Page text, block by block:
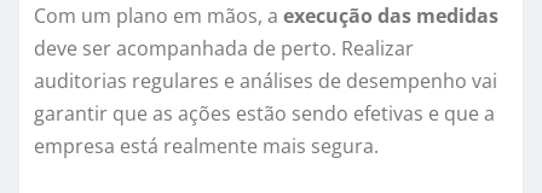
Com um plano em mãos, a execução das medidas
deve ser acompanhada de perto. Realizar
auditorias regulares e análises de desempenho vai
garantir que as ações estão sendo efetivas e que a
empresa está realmente mais segura.